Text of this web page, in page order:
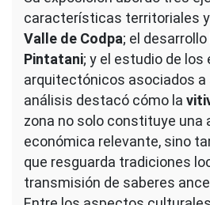
características territoriales
Valle de Codpa; el
Pintatani; y el estudio de los
arquitectónicos asociados a
análisis destacó cómo la
zona no solo constituye una
económica relevante, sino
que resguarda tradiciones
transmisión de saberes